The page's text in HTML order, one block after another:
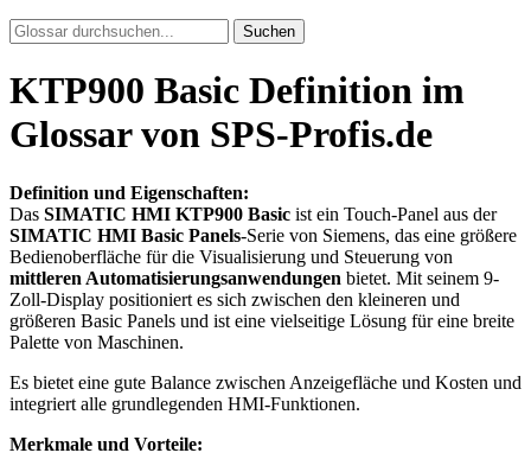
Suchen
KTP900 Basic Definition im
Glossar von SPS-Profis.de
Definition und Eigenschaften:
Das SIMATIC HMI KTP900 Basic ist ein Touch-Panel aus der
SIMATIC HMI Basic Panels-Serie von Siemens, das eine größere
Bedienoberfläche für die Visualisierung und Steuerung von
mittleren Automatisierungsanwendungen bietet. Mit seinem 9-
Zoll-Display positioniert es sich zwischen den kleineren und
größeren Basic Panels und ist eine vielseitige Lösung für eine breite
Palette von Maschinen.
Es bietet eine gute Balance zwischen Anzeigefläche und Kosten und
integriert alle grundlegenden HMI-Funktionen.
Merkmale und Vorteile: